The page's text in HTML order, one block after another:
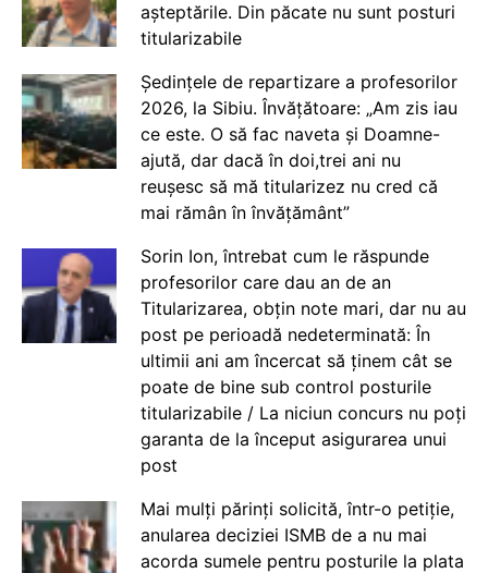
așteptările. Din păcate nu sunt posturi
titularizabile
Ședințele de repartizare a profesorilor
2026, la Sibiu. Învățătoare: „Am zis iau
ce este. O să fac naveta și Doamne-
ajută, dar dacă în doi,trei ani nu
reușesc să mă titularizez nu cred că
mai rămân în învățământ”
Sorin Ion, întrebat cum le răspunde
profesorilor care dau an de an
Titularizarea, obțin note mari, dar nu au
post pe perioadă nedeterminată: În
ultimii ani am încercat să ținem cât se
poate de bine sub control posturile
titularizabile / La niciun concurs nu poți
garanta de la început asigurarea unui
post
Mai mulți părinți solicită, într-o petiție,
anularea deciziei ISMB de a nu mai
acorda sumele pentru posturile la plata